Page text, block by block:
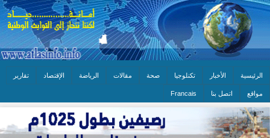
الرئيسية الأخبار تكنلوجيا صحة مقالات الرياضة الإقتصاد تقارير
مواقع اتصل بنا Francais